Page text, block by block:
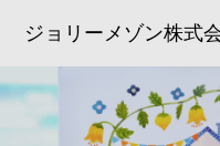
ジョリーメゾン株式